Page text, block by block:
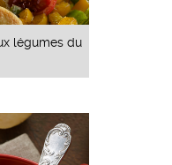
légumes du